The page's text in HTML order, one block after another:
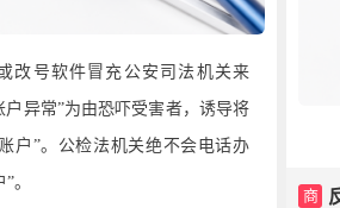
改号软件冒充公安司法机关来
户异常”为由恐吓受害者，诱导将
户”。公检法机关绝不会电话办
。
商